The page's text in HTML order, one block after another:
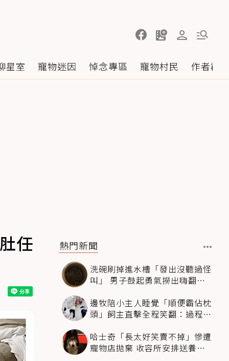
星室 寵物迷因 悼念專區 寵物村民 作者群
任 熱門新聞
洗碗刷掉進水槽「發出沒聽過怪
叫」 男子鼓起勇氣撈出嗨翻：
邊牧陪小主人睡覺「順便霸佔枕
頭」飼主直擊全程笑翻：過程絲
哈士奇「長太好笑賣不掉」慘遭
寵物店拋棄 收容所安排送養活